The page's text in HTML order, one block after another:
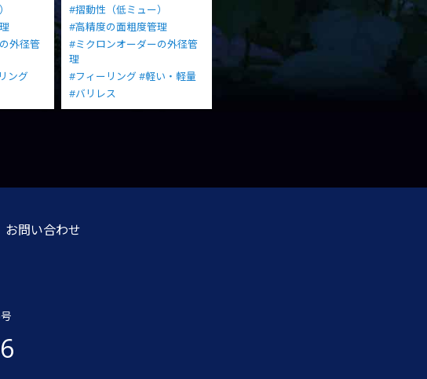
外径管
ング
#摺動性（低ミュー）
#高精度の面粗度管理
#ミクロンオーダーの外径管
理
#フィーリング #軽い・軽量
#バリレス
お問い合わせ